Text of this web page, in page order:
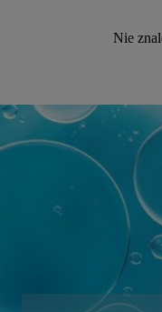
Nie